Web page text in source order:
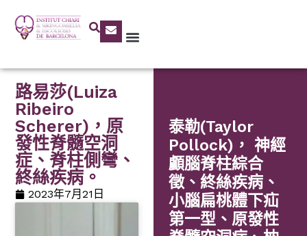
路易莎(Luiza
Ribeiro
Scherer)，原
發性脊髓空洞
症、脊柱側彎、
終絲疾病。
2023年7月21日
泰勒(Taylor
Pollock)， 神經
顱腦脊柱綜合
徵、終絲疾病、
小腦扁桃體下疝
第一型、原發性